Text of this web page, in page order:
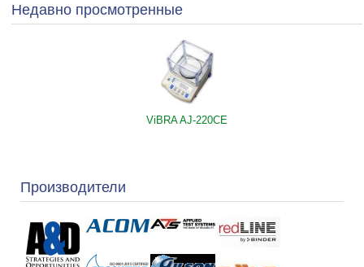
Недавно просмотренные
ViBRA AJ-220CE
Производители